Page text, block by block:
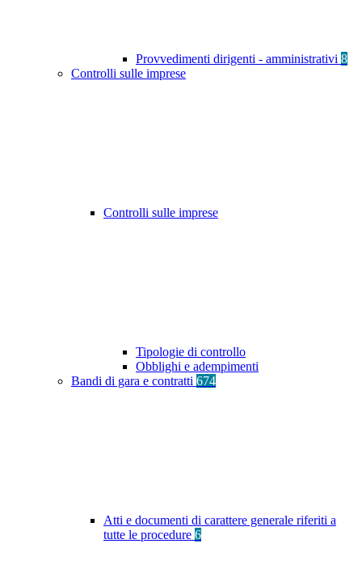
Provvedimenti dirigenti - amministrativi 8
Controlli sulle imprese
Controlli sulle imprese
Tipologie di controllo
Obblighi e adempimenti
Bandi di gara e contratti 674
Atti e documenti di carattere generale riferiti a
tutte le procedure 6